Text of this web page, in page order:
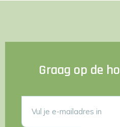
Graag op de